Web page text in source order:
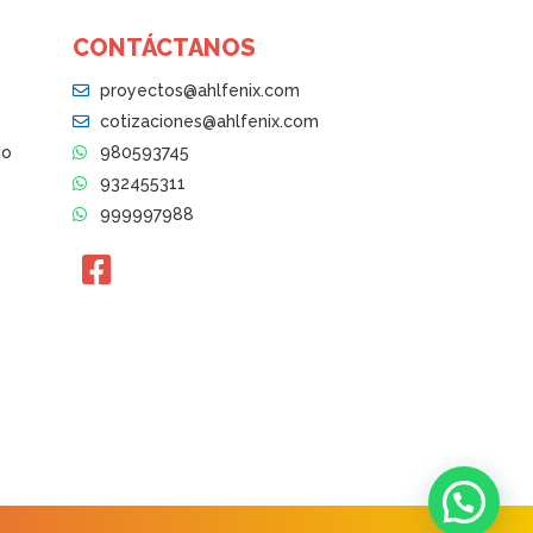
CONTÁCTANOS
proyectos@ahlfenix.com
cotizaciones@ahlfenix.com
980593745
932455311
999997988